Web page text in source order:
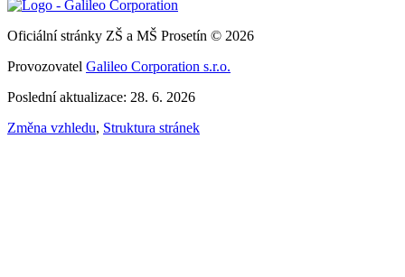
Oficiální stránky ZŠ a MŠ Prosetín © 2026
Provozovatel Galileo Corporation s.r.o.
Poslední aktualizace: 28. 6. 2026
Změna vzhledu, Struktura stránek